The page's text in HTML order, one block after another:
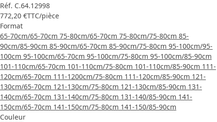
Réf. C.64.12998
772,20 €TTC/pièce
Format
65-70cm/65-70cm 75-80cm/65-70cm 75-80cm/75-80cm 85-
90cm/85-90cm 85-90cm/65-70cm 85-90cm/75-80cm 95-100cm/95-
100cm 95-100cm/65-70cm 95-100cm/75-80cm 95-100cm/85-90cm
101-110cm/65-70cm 101-110cm/75-80cm 101-110cm/85-90cm 111-
120cm/65-70cm 111-1200cm/75-80cm 111-120cm/85-90cm 121-
130cm/65-70cm 121-130cm/75-80cm 121-130cm/85-90cm 131-
140cm/65-70cm 131-140cm/75-80cm 131-140/85-90cm 141-
150cm/65-70cm 141-150cm/75-80cm 141-150/85-90cm
Couleur